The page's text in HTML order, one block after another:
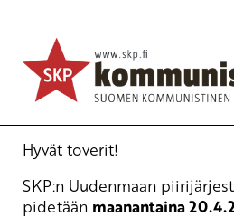
SKP:n Uudenmaan piirin
Kokous
ma 20.4.2026 klo17:00
Hyvät toverit!
SKP:n Uudenmaan
pidetään maanantaina